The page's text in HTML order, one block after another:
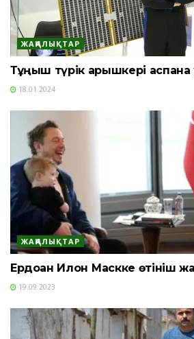
ЖАҢАЛЫҚТАР
Тұңғыш түрік ғарышкері
18.01.2024
ЖАҢАЛЫҚТАР
Ердоған Илон Маскке өтініш
19.09.2023